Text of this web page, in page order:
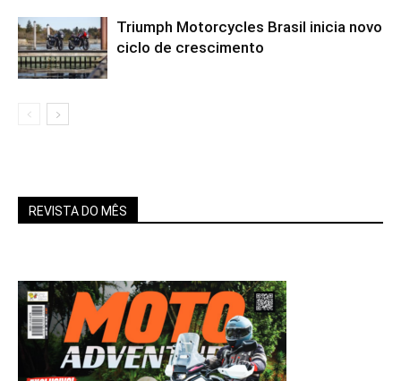
Triumph Motorcycles Brasil inicia novo
ciclo de crescimento
REVISTA DO MÊS